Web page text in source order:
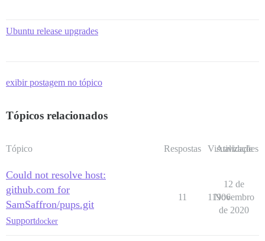
Ubuntu release upgrades
exibir postagem no tópico
Tópicos relacionados
Tópico Respostas Visualizações
Atividade
Could not resolve host:
github.com for
SamSaffron/pups.git
Supportdocker
11 11906
12 de
Novembro
de 2020